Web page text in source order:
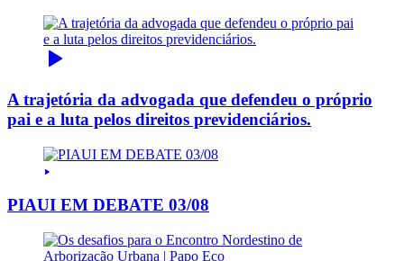
A trajetória da advogada que defendeu o próprio
pai e a luta pelos direitos previdenciários.
PIAUI EM DEBATE 03/08